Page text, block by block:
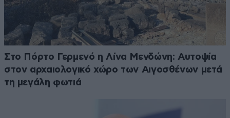
Στο Πόρτο Γερμενό η Λίνα Μενδώνη: Αυτοψία
στον αρχαιολογικό χώρο των Αιγοσθένων μετά
τη μεγάλη φωτιά